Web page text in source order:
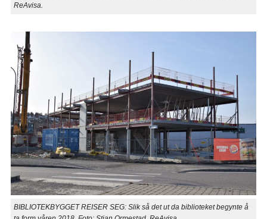
ReAvisa.
BIBLIOTEKBYGGET REISER SEG: Slik så det ut da biblioteket begynte å